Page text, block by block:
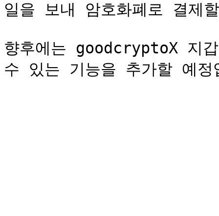
일을 보내 암호화폐로 결제
향후에는 goodcryptoX 지